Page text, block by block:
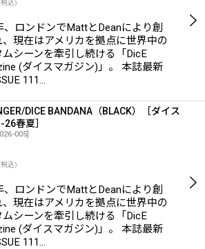
込)
、ロンドンでMattとDeanにより創
現在はアメリカを拠点に世界中の
ムシーンを牽引し続ける「DicE
(ダイスマガジン)」。 本誌最新
111…
DICE BANDANA（BLACK）［ダイス
春夏］
005]
込)
、ロンドンでMattとDeanにより創
現在はアメリカを拠点に世界中の
ムシーンを牽引し続ける「DicE
(ダイスマガジン)」。 本誌最新
111…